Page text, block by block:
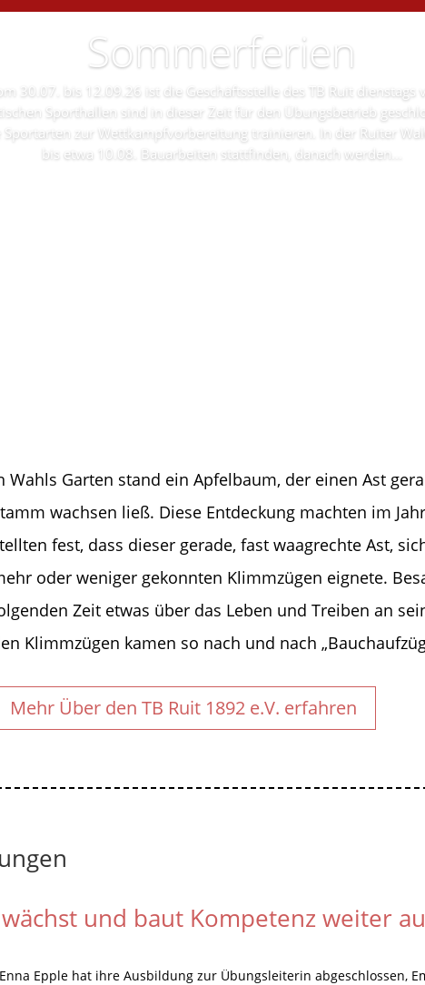
Sommerferien
30.07. bis 12.09.26 ist die Geschäftsstelle des TB Ruit
Sporthallen sind in dieser Zeit für den Übungsbetrieb
Sportarten zur Wettkampfvorbereitung trainieren. In der Ruiter
bis etwa 10.08. Bauarbeiten stattfinden, danach werden...
Wahls Garten stand ein Apfelbaum, der einen Ast
wachsen ließ. Diese Entdeckung machten im
fest, dass dieser gerade, fast waagrechte Ast,
oder weniger gekonnten Klimmzügen eignete.
Zeit etwas über das Leben und Treiben an
Klimmzügen kamen so nach und nach
Mehr Über den TB Ruit 1892 e.V. erfahren
und baut Kompetenz weiter
Epple hat ihre Ausbildung zur Übungsleiterin abgeschlossen,